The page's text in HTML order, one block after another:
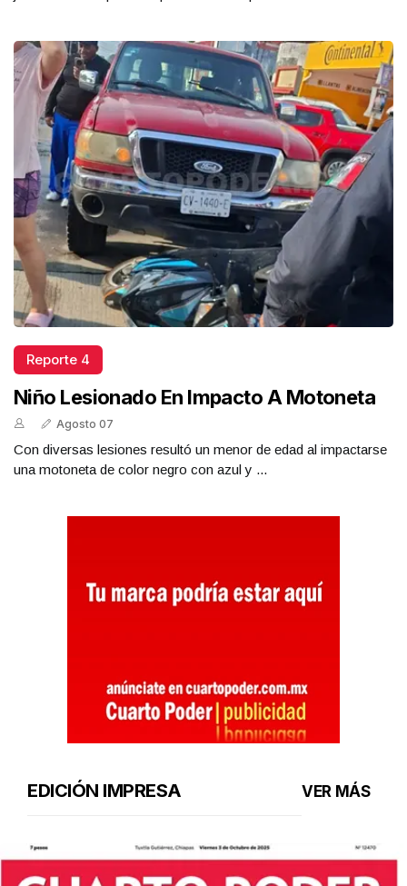
Reporte 4
Niño Lesionado En Impacto A Motoneta
Agosto 07
Con diversas lesiones resultó un menor de edad al impactarse
una motoneta de color negro con azul y ...
EDICIÓN IMPRESA VER MÁS